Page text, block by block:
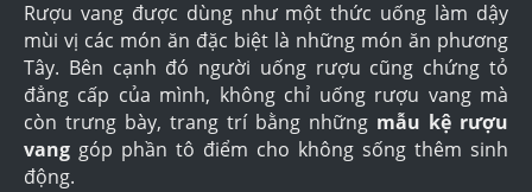
Rượu vang được dùng như một thức uống làm dậy
mùi vị các món ăn đặc biệt là những món ăn phương
Tây. Bên cạnh đó người uống rượu cũng chứng tỏ
đẳng cấp của mình, không chỉ uống rượu vang mà
còn trưng bày, trang trí bằng những mẫu kệ rượu
vang góp phần tô điểm cho không sống thêm sinh
động.